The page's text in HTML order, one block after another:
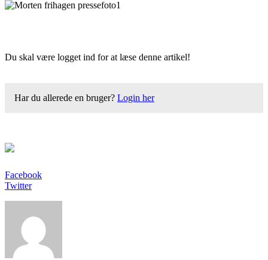
Du skal være logget ind for at læse denne artikel!
Har du allerede en bruger? Login her
Facebook
Twitter